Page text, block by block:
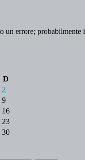
un errore;
D
2
9
16
23
30